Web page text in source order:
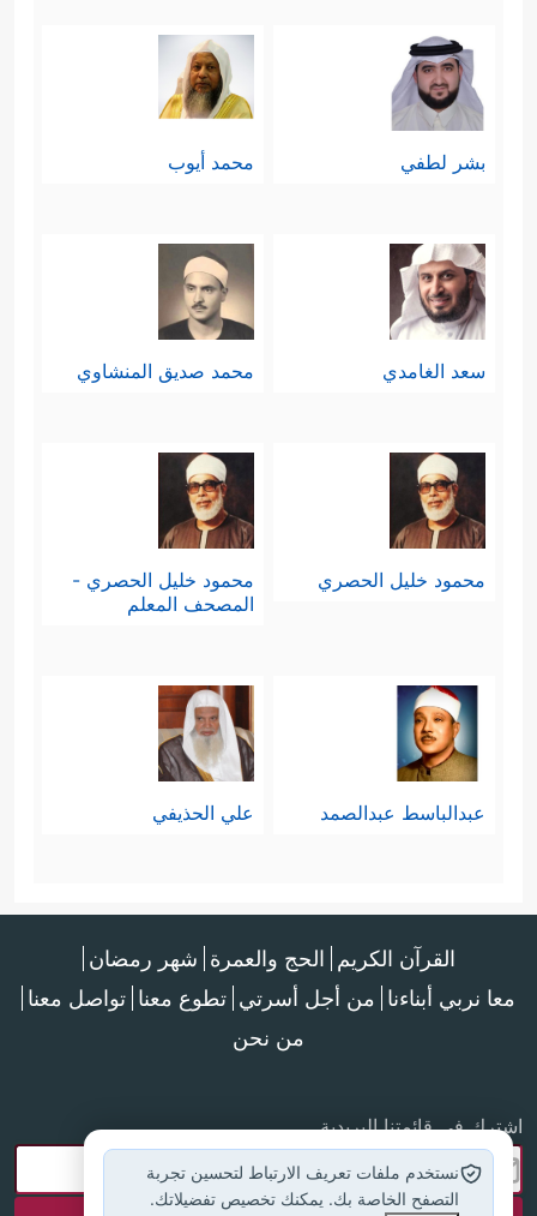
بشر لطفي محمد أيوب
سعد الغامدي محمد صديق المنشاوي
محمود خليل الحصري
محمود خليل الحصري -
المصحف المعلم
عبدالباسط عبدالصمد علي الحذيفي
القرآن الكريم الحج والعمرة شهر رمضان
معا نربي أبناءنا من أجل أسرتي تطوع معنا تواصل معنا
من نحن
اشترك في قائمتنا البريدية
نستخدم ملفات تعريف الارتباط لتحسين تجربة
التصفح الخاصة بك. يمكنك تخصيص تفضيلاتك.